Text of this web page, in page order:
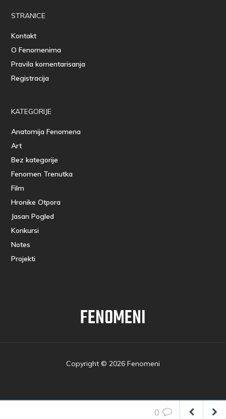
STRANICE
Kontakt
O Fenomenima
Pravila komentarisanja
Registracija
KATEGORIJE
Anatomija Fenomena
Art
Bez kategorije
Fenomen Trenutka
Film
Hronike Otpora
Jasan Pogled
Konkursi
Notes
Projekti
FENOMENI
Copyright © 2026 Fenomeni
0